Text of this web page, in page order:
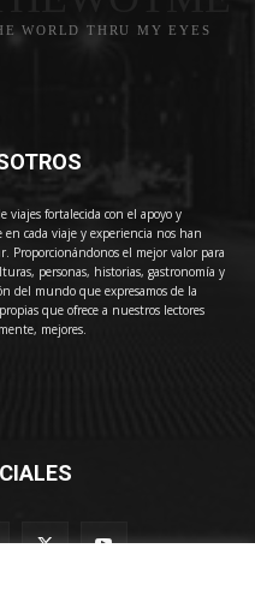
WORLD THRU MY EYES
viajes fortalecida con el apoyo y
cada viaje y experiencia nos han
Proporcionándonos el mejor valor para
personas, historias, gastronomía y
del mundo que expresamos de la
que ofrece a nuestros lectores
mejores.